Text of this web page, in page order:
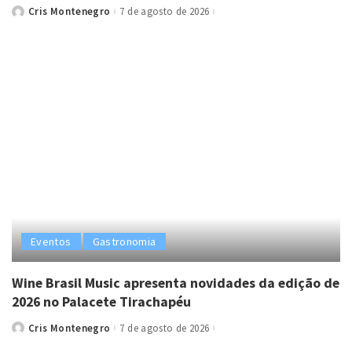
PostedCris Montenegro 7 de agosto de 2026
Eventos Gastronomia
Wine Brasil Music apresenta novidades da edição de
2026 no Palacete Tirachapéu
PostedCris Montenegro 7 de agosto de 2026